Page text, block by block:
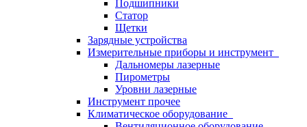
Подшипники
Статор
Щетки
Зарядные устройства
Измерительные приборы и инструмент
Дальномеры лазерные
Пирометры
Уровни лазерные
Инструмент прочее
Климатическое оборудование